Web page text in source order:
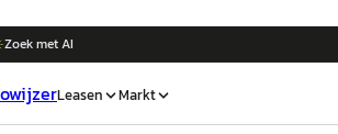
Zoek met AI
Leasen Markt